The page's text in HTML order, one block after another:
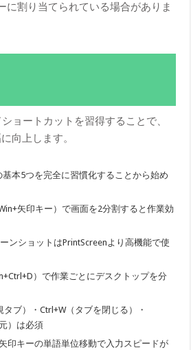
に割り当てられている場合がありま
ョートカットを習得することで、
向上します。
本5つを完全に習慣化することから始め
矢印キー）で画面を2分割すると作業効
ンショットはPrintScreenより高機能で使
）で作業ごとにデスクトップを分
ブ）・Ctrl+W（タブを閉じる）・
）は必須
印キーの単語単位移動で入力スピードが